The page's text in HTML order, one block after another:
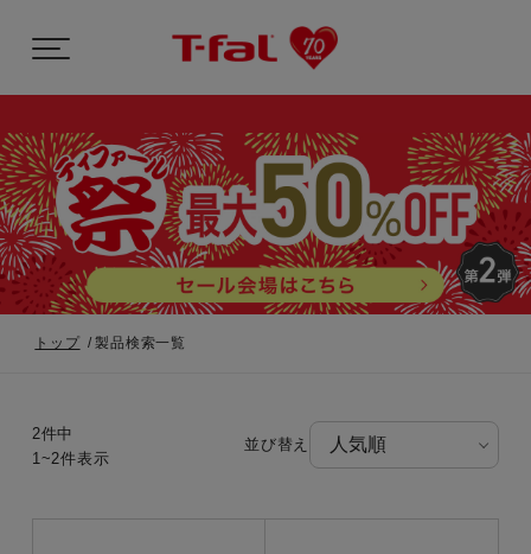
トップ 製品検索一覧
2件中
1~2件表示
並び替え